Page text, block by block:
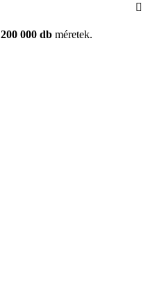
200 000 db méretek.